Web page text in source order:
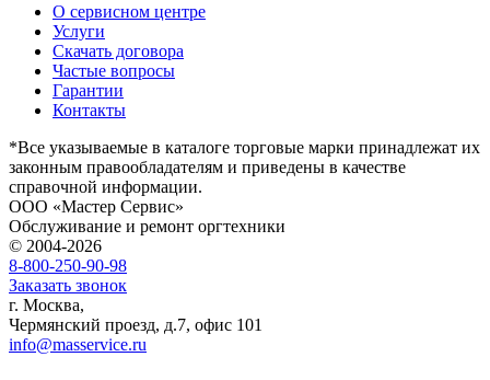
О сервисном центре
Услуги
Скачать договора
Частые вопросы
Гарантии
Контакты
*Все указываемые в каталоге торговые марки принадлежат их
законным правообладателям и приведены в качестве
справочной информации.
ООО «Мастер Сервис»
Обслуживание и ремонт оргтехники
© 2004-2026
8-800-250-90-98
Заказать звонок
г. Москва,
Чермянский проезд, д.7, офис 101
info@masservice.ru